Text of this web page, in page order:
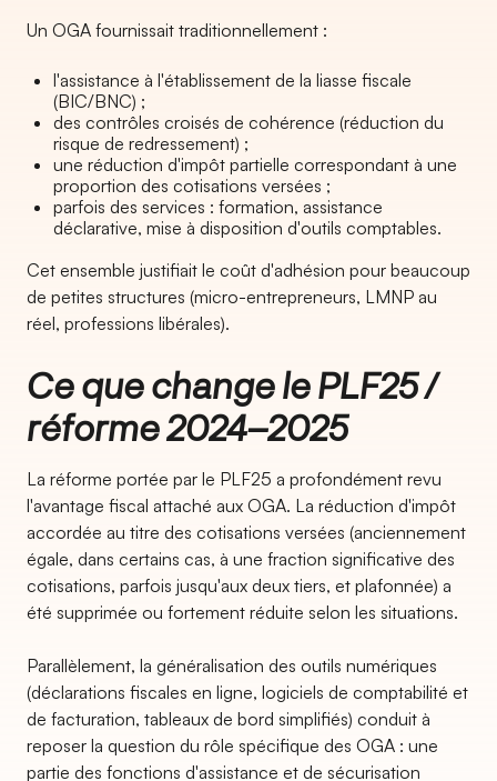
Un OGA fournissait traditionnellement :
l'assistance à l'établissement de la liasse fiscale
(BIC/BNC) ;
des contrôles croisés de cohérence (réduction du
risque de redressement) ;
une réduction d'impôt partielle correspondant à une
proportion des cotisations versées ;
parfois des services : formation, assistance
déclarative, mise à disposition d'outils comptables.
Cet ensemble justifiait le coût d'adhésion pour beaucoup
de petites structures (micro-entrepreneurs, LMNP au
réel, professions libérales).
Ce que change le PLF25 /
réforme 2024–2025
La réforme portée par le PLF25 a profondément revu
l'avantage fiscal attaché aux OGA. La réduction d'impôt
accordée au titre des cotisations versées (anciennement
égale, dans certains cas, à une fraction significative des
cotisations, parfois jusqu'aux deux tiers, et plafonnée) a
été supprimée ou fortement réduite selon les situations.
Parallèlement, la généralisation des outils numériques
(déclarations fiscales en ligne, logiciels de comptabilité et
de facturation, tableaux de bord simplifiés) conduit à
reposer la question du rôle spécifique des OGA : une
partie des fonctions d'assistance et de sécurisation